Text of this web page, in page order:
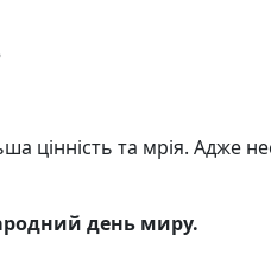
цінність та мрія. Адже
день миру.